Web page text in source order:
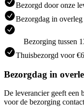
Bezorgd door onze
Bezorgdag in
Bezorging tussen
Thuisbezorgd voor
Bezorgdag in
De leverancier geeft een
voor de bezorging